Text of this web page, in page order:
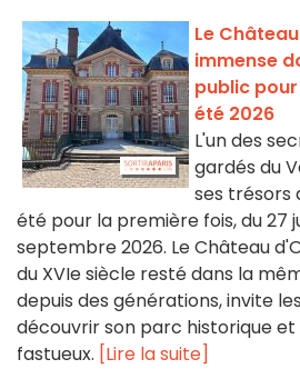
Le
immense
public
été 2026
L'un des
gardés du
ses trésors
été pour la première fois, du 27
septembre 2026. Le Château
du XVIe siècle resté dans la
depuis des générations, invite
découvrir son parc historique
fastueux. [Lire la suite]